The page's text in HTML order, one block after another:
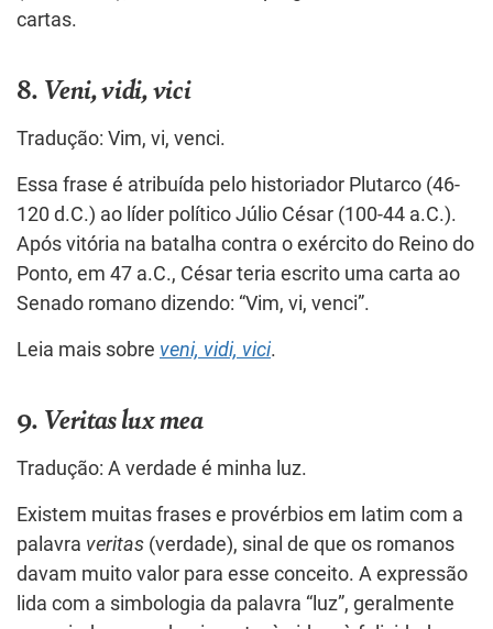
cartas.
8. Veni, vidi, vici
Tradução: Vim, vi, venci.
Essa frase é atribuída pelo historiador Plutarco (46-
120 d.C.) ao líder político Júlio César (100-44 a.C.).
Após vitória na batalha contra o exército do Reino do
Ponto, em 47 a.C., César teria escrito uma carta ao
Senado romano dizendo: “Vim, vi, venci”.
Leia mais sobre veni, vidi, vici.
9. Veritas lux mea
Tradução: A verdade é minha luz.
Existem muitas frases e provérbios em latim com a
palavra veritas (verdade), sinal de que os romanos
davam muito valor para esse conceito. A expressão
lida com a simbologia da palavra “luz”, geralmente